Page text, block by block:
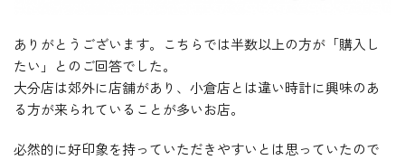
ありがとうございます。こちらでは半数以上の方が「購入し
たい」とのご回答でした。
大分店は郊外に店舗があり、小倉店とは違い時計に興味のあ
る方が来られていることが多いお店。
必然的に好印象を持っていただきやすいとは思っていたので